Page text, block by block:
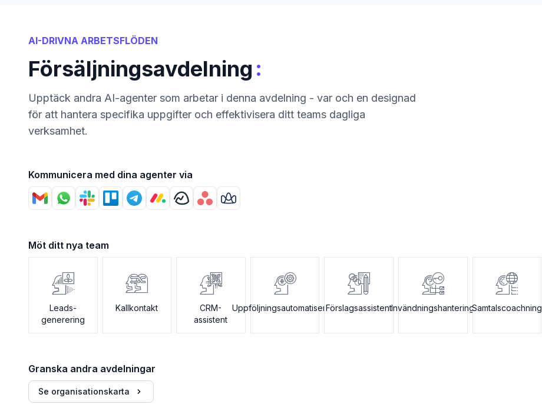
AI-DRIVNA ARBETSFLÖDEN
Försäljningsavdelning :
Upptäck andra AI-agenter som arbetar i denna avdelning - var och en designad
för att hantera specifika uppgifter och effektivisera ditt teams dagliga
verksamhet.
Kommunicera med dina agenter via
Möt ditt nya team
Leads-
generering
Kallkontakt
CRM-
assistent
UppföljningsautomatiseringFörslagsassistentInvändningshanteringSamtalscoachning
Granska andra avdelningar
Se organisationskarta